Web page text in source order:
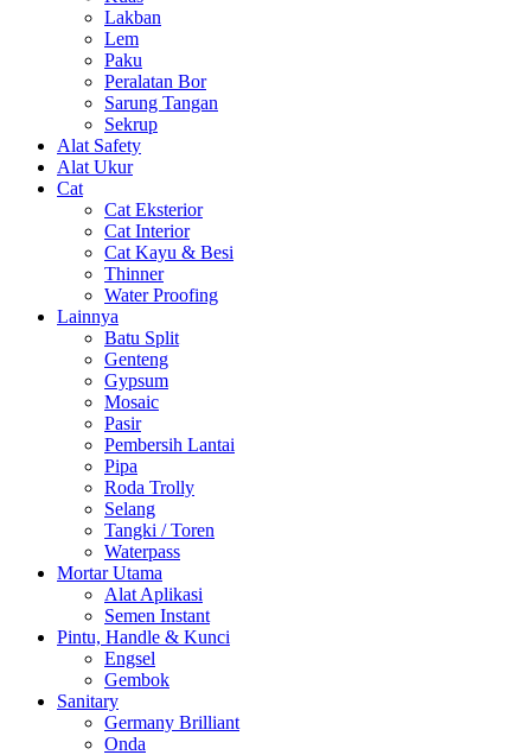
Lakban
Lem
Paku
Peralatan Bor
Sarung Tangan
Sekrup
Alat Safety
Alat Ukur
Cat
Cat Eksterior
Cat Interior
Cat Kayu & Besi
Thinner
Water Proofing
Lainnya
Batu Split
Genteng
Gypsum
Mosaic
Pasir
Pembersih Lantai
Pipa
Roda Trolly
Selang
Tangki / Toren
Waterpass
Mortar Utama
Alat Aplikasi
Semen Instant
Pintu, Handle & Kunci
Engsel
Gembok
Sanitary
Germany Brilliant
Onda